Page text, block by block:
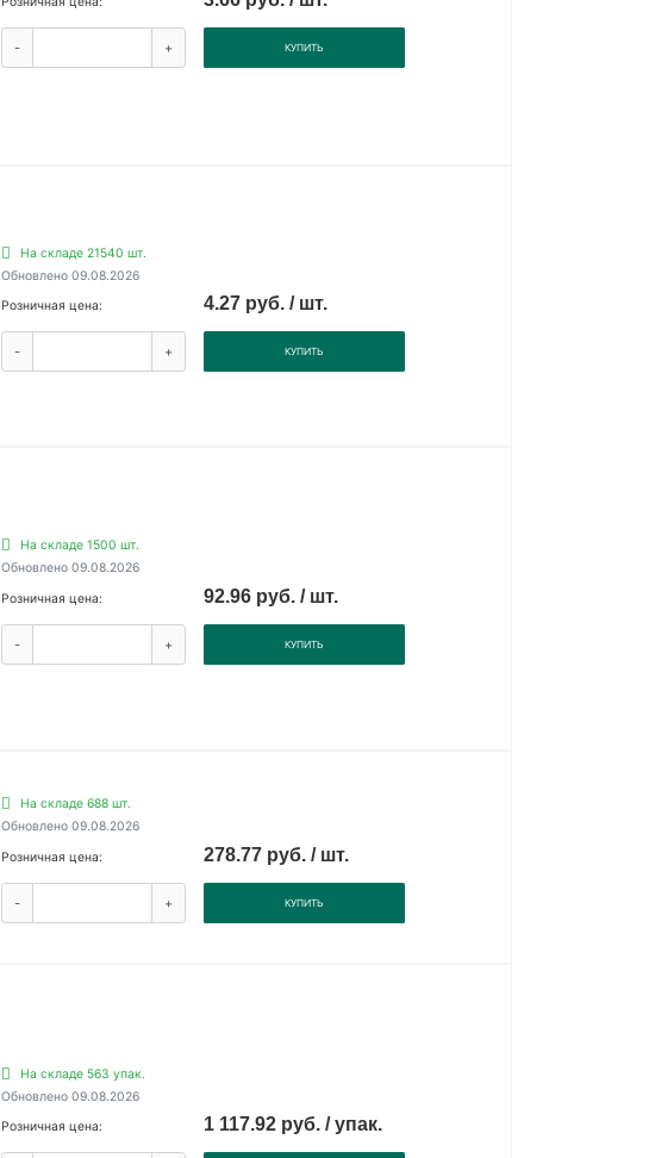
- + КУПИТЬ
На складе 21540 шт.
Обновлено 09.08.2026
Розничная цена:
4.27 руб. / шт.
- + КУПИТЬ
На складе 1500 шт.
Обновлено 09.08.2026
Розничная цена:
92.96 руб. / шт.
- + КУПИТЬ
На складе 688 шт.
Обновлено 09.08.2026
Розничная цена:
278.77 руб. / шт.
- + КУПИТЬ
На складе 563 упак.
Обновлено 09.08.2026
Розничная цена:
1 117.92 руб. / упак.